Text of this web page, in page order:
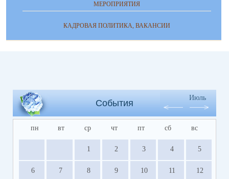
МЕРОПРИЯТИЯ
КАДРОВАЯ ПОЛИТИКА, ВАКАНСИИ
События
Июль
пн вт ср чт пт сб вс
1 2 3 4 5
6 7 8 9 10 11 12